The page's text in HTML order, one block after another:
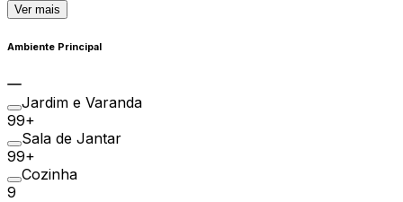
Ver mais
Ambiente Principal
Jardim e Varanda
99+
Sala de Jantar
99+
Cozinha
9